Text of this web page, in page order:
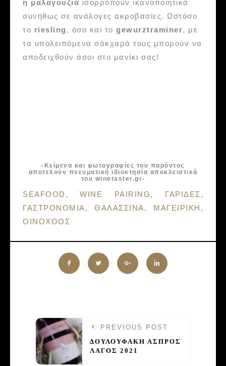
η μαλαγουζιά ισορροπούν ικανοποιητικά
συνήθως σε ανάλογες ακροβασίες. Ωστόσο
το riesling , όσο και το gewurztraminer, με
τα υπολειπόμενα σάκχαρά τους μπορούν να
αποδειχθούν άσοι στο μανίκι σας!
-Κείμενα και φωτογραφίες του παρόντος
αποτελούν πνευματική ιδιοκτησία αποκλειστικά
του winetaster.gr-
Tags:
SEAFOOD ,WINE PAIRING, ΓΑΡΙΔΕΣ,
ΓΑΣΤΡΟΝΟΜΙΑ, ΘΑΛΑΣΣΙΝΑ, ΜΑΓΕΙΡΙΚΗ ,
ΟΙΝΟΧΟΟΣ
PREVIOUS POST
ΔΟΥΛΟΥΦΑΚΗ ΑΣΠΡΟΣ
ΛΑΓΟΣ 2021